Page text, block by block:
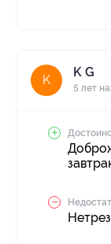
K
K G
5 лет